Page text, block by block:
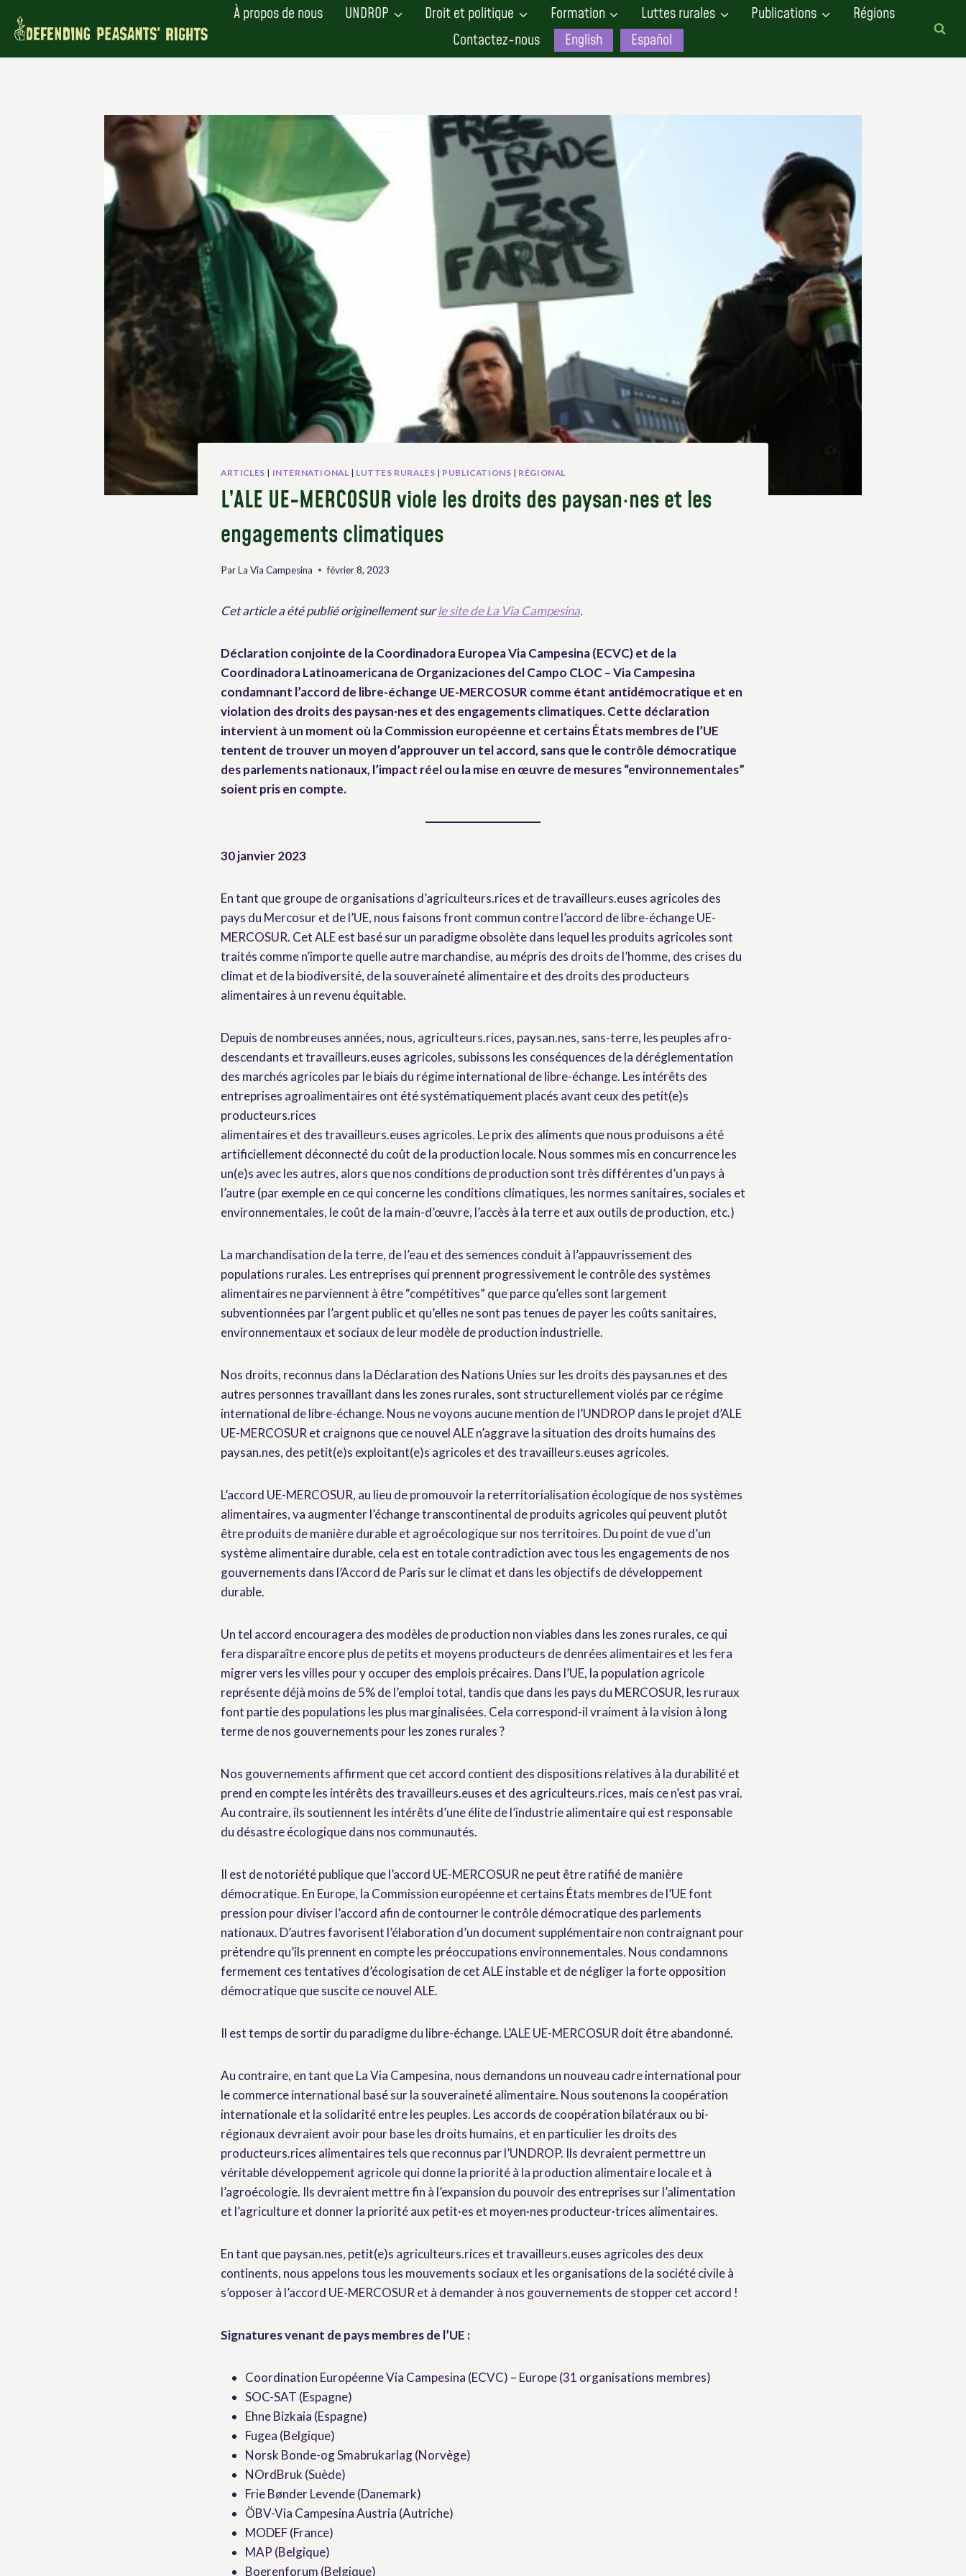
À propos de nous UNDROP Droit et politique Formation Luttes rurales Publications
Régions
Contactez-nous
English Español
ARTICLES | INTERNATIONAL | LUTTES RURALES | PUBLICATIONS | RÉGIONAL
L’ALE UE-MERCOSUR viole les droits des paysan·nes et les
engagements climatiques
ParLa Via Campesina février 8, 2023
Cet article a été publié originellement surle site de La Via Campesina.
Déclaration conjointe de la Coordinadora Europea Via Campesina (ECVC) et de la
Coordinadora Latinoamericana de Organizaciones del Campo CLOC – Via Campesina
condamnant l’accord de libre-échange UE-MERCOSUR comme étant antidémocratique et en
violation des droits des paysan·nes et des engagements climatiques. Cette déclaration
intervient à un moment où la Commission européenne et certains États membres de l’UE
tentent de trouver un moyen d’approuver un tel accord, sans que le contrôle démocratique
des parlements nationaux, l’impact réel ou la mise en œuvre de mesures “environnementales”
soient pris en compte.
30 janvier 2023
En tant que groupe de organisations d’agriculteurs.rices et de travailleurs.euses agricoles des
pays du Mercosur et de l’UE, nous faisons front commun contre l’accord de libre-échange UE-
MERCOSUR. Cet ALE est basé sur un paradigme obsolète dans lequel les produits agricoles sont
traités comme n’importe quelle autre marchandise, au mépris des droits de l’homme, des crises du
climat et de la biodiversité, de la souveraineté alimentaire et des droits des producteurs
alimentaires à un revenu équitable.
Depuis de nombreuses années, nous, agriculteurs.rices, paysan.nes, sans-terre, les peuples afro-
descendants et travailleurs.euses agricoles, subissons les conséquences de la déréglementation
des marchés agricoles par le biais du régime international de libre-échange. Les intérêts des
entreprises agroalimentaires ont été systématiquement placés avant ceux des petit(e)s
producteurs.rices
alimentaires et des travailleurs.euses agricoles. Le prix des aliments que nous produisons a été
artificiellement déconnecté du coût de la production locale. Nous sommes mis en concurrence les
un(e)s avec les autres, alors que nos conditions de production sont très différentes d’un pays à
l’autre (par exemple en ce qui concerne les conditions climatiques, les normes sanitaires, sociales et
environnementales, le coût de la main-d’œuvre, l’accès à la terre et aux outils de production, etc.)
La marchandisation de la terre, de l’eau et des semences conduit à l’appauvrissement des
populations rurales. Les entreprises qui prennent progressivement le contrôle des systèmes
alimentaires ne parviennent à être “compétitives” que parce qu’elles sont largement
subventionnées par l’argent public et qu’elles ne sont pas tenues de payer les coûts sanitaires,
environnementaux et sociaux de leur modèle de production industrielle.
Nos droits, reconnus dans la Déclaration des Nations Unies sur les droits des paysan.nes et des
autres personnes travaillant dans les zones rurales, sont structurellement violés par ce régime
international de libre-échange. Nous ne voyons aucune mention de l’UNDROP dans le projet d’ALE
UE-MERCOSUR et craignons que ce nouvel ALE n’aggrave la situation des droits humains des
paysan.nes, des petit(e)s exploitant(e)s agricoles et des travailleurs.euses agricoles.
L’accord UE-MERCOSUR, au lieu de promouvoir la reterritorialisation écologique de nos systèmes
alimentaires, va augmenter l’échange transcontinental de produits agricoles qui peuvent plutôt
être produits de manière durable et agroécologique sur nos territoires. Du point de vue d’un
système alimentaire durable, cela est en totale contradiction avec tous les engagements de nos
gouvernements dans l’Accord de Paris sur le climat et dans les objectifs de développement
durable.
Un tel accord encouragera des modèles de production non viables dans les zones rurales, ce qui
fera disparaître encore plus de petits et moyens producteurs de denrées alimentaires et les fera
migrer vers les villes pour y occuper des emplois précaires. Dans l’UE, la population agricole
représente déjà moins de 5% de l’emploi total, tandis que dans les pays du MERCOSUR, les ruraux
font partie des populations les plus marginalisées. Cela correspond-il vraiment à la vision à long
terme de nos gouvernements pour les zones rurales ?
Nos gouvernements affirment que cet accord contient des dispositions relatives à la durabilité et
prend en compte les intérêts des travailleurs.euses et des agriculteurs.rices, mais ce n’est pas vrai.
Au contraire, ils soutiennent les intérêts d’une élite de l’industrie alimentaire qui est responsable
du désastre écologique dans nos communautés.
Il est de notoriété publique que l’accord UE-MERCOSUR ne peut être ratifié de manière
démocratique. En Europe, la Commission européenne et certains États membres de l’UE font
pression pour diviser l’accord afin de contourner le contrôle démocratique des parlements
nationaux. D’autres favorisent l’élaboration d’un document supplémentaire non contraignant pour
prétendre qu’ils prennent en compte les préoccupations environnementales. Nous condamnons
fermement ces tentatives d’écologisation de cet ALE instable et de négliger la forte opposition
démocratique que suscite ce nouvel ALE.
Il est temps de sortir du paradigme du libre-échange. L’ALE UE-MERCOSUR doit être abandonné.
Au contraire, en tant que La Via Campesina, nous demandons un nouveau cadre international pour
le commerce international basé sur la souveraineté alimentaire. Nous soutenons la coopération
internationale et la solidarité entre les peuples. Les accords de coopération bilatéraux ou bi-
régionaux devraient avoir pour base les droits humains, et en particulier les droits des
producteurs.rices alimentaires tels que reconnus par l’UNDROP. Ils devraient permettre un
véritable développement agricole qui donne la priorité à la production alimentaire locale et à
l’agroécologie. Ils devraient mettre fin à l’expansion du pouvoir des entreprises sur l’alimentation
et l’agriculture et donner la priorité aux petit·es et moyen·nes producteur·trices alimentaires.
En tant que paysan.nes, petit(e)s agriculteurs.rices et travailleurs.euses agricoles des deux
continents, nous appelons tous les mouvements sociaux et les organisations de la société civile à
s’opposer à l’accord UE-MERCOSUR et à demander à nos gouvernements de stopper cet accord !
Signatures venant de pays membres de l’UE :
Coordination Européenne Via Campesina (ECVC) – Europe (31 organisations membres)
SOC-SAT (Espagne)
Ehne Bizkaia (Espagne)
Fugea (Belgique)
Norsk Bonde-og Smabrukarlag (Norvège)
NOrdBruk (Suède)
Frie Bønder Levende (Danemark)
ÖBV-Via Campesina Austria (Autriche)
MODEF (France)
MAP (Belgique)
Boerenforum (Belgique)